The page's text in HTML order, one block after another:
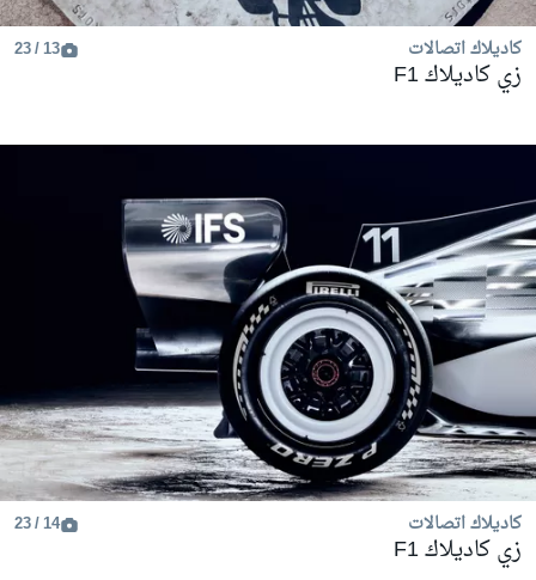
كاديلاك اتصالات 13 / 23
زي كاديلاك F1
كاديلاك اتصالات 14 / 23
زي كاديلاك F1